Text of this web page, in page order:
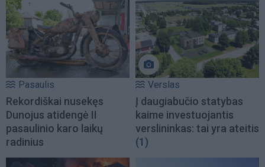
Pasaulis
Rekordiškai nusekęs
Dunojus atidengė II
pasaulinio karo laikų
radinius
Verslas
Į daugiabučio statybas
kaime investuojantis
verslininkas: tai yra ateitis
(1)